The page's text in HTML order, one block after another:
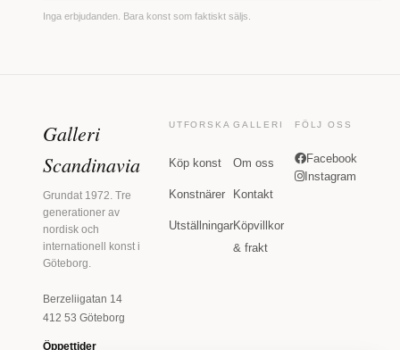
Inga erbjudanden. Bara konst som faktiskt säljs.
Galleri
Scandinavia
Grundat 1972. Tre
generationer av
nordisk och
internationell konst i
Göteborg.
Berzeliigatan 14
412 53 Göteborg
Öppettider
UTFORSKA
Köp konst
Konstnärer
Utställningar
GALLERI
Om oss
Kontakt
Köpvillkor
& frakt
FÖLJ OSS
Facebook
Instagram